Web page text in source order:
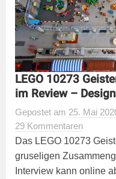
LEGO 10273
im Review –
Gepostet am 25. Mai
29 Kommentaren
Das LEGO 10273
gruseligen
Interview kann online